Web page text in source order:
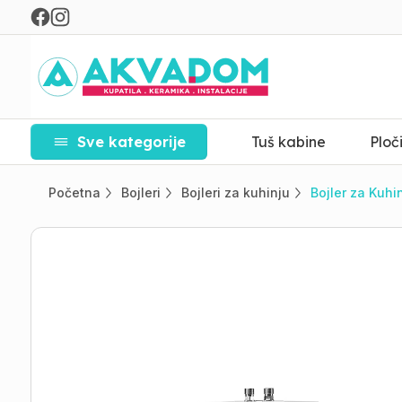
Sve kategorije Tuš kabine
Početna Bojleri Bojleri za kuhinju Bojler za